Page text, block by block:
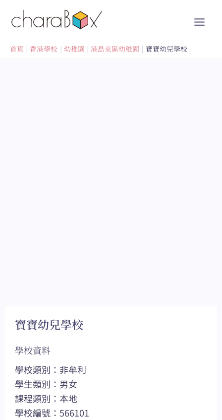
首頁 香港學校 幼稚園 港島東區幼稚園 寶寶幼兒學校
寶寶幼兒學校
學校資料
學校類別：非牟利
學生類別：男女
課程類別：本地
學校編號：566101